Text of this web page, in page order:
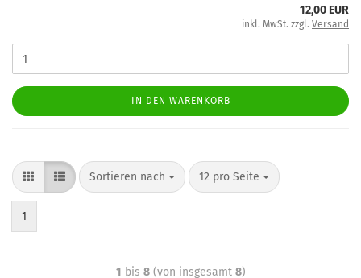
12,00 EUR
inkl. MwSt. zzgl. Versand
IN DEN WARENKORB
Sortieren nach 12 pro Seite
1
1 bis 8(von insgesamt 8)